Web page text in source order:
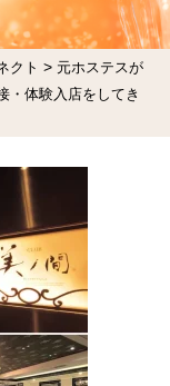
クト > 元ホステスが
・体験入店をしてき